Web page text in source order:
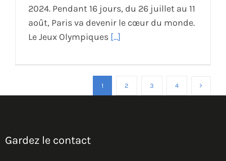
2024. Pendant 16 jours, du 26 juillet au 11
août, Paris va devenir le cœur du monde.
Le Jeux Olympiques [...]
1 2 3 4
Gardez le contact